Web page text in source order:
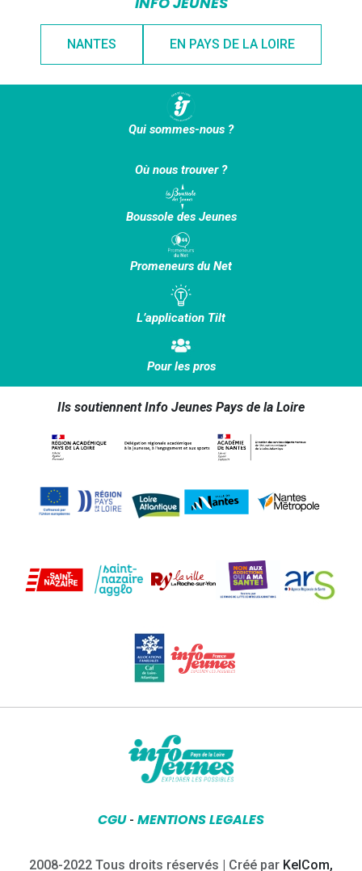
NANTES EN PAYS DE LA LOIRE
Qui sommes-nous ?
Où nous trouver ?
Boussole des Jeunes
Promeneurs du Net
L’application Tilt
Pour les pros
Ils soutiennent Info Jeunes Pays de la Loire
CGU- MENTIONS LEGALES
2008-2022 Tous droits réservés | Créé par KelCom,